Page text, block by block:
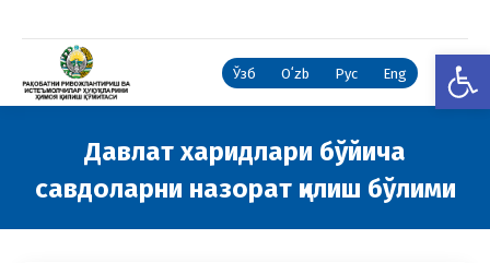
Ўзб Oʻzb Рус Eng
Давлат харидлари бўйича
савдоларни назорат қилиш бўлими